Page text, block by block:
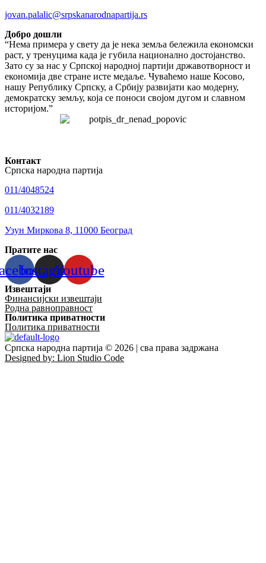
jovan.palalic@srpskanarodnapartija.rs
Добро дошли
“Нема примера у свету да је нека земља бележила економски
раст, у тренуцима када је губила национално достојанство.
Зато су за нас у Српској народној партији државотворност и
економија две стране исте медаље. Чуваћемо наше Косово,
нашу Републику Српску, а Србију развијати као модерну,
демократску земљу, која се поноси својом дугом и славном
историјом.”
Контакт
Српска народна партија
011/4048524
011/4032189
Узун Миркова 8, 11000 Београд
Пратите нас
InstagramYoutube
Извештаји
Финансијски извештаји
Родна равноправност
Политика приватности
Политика приватности
Српска народна партија © 2026 | сва права задржана
Designed by: Lion Studio Code